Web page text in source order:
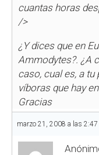
cuantas horas
/>
¿Y dices que en
Ammodytes?. ¿A
caso, cual es, a
víboras que hay
Gracias
marzo 21, 2008 a las